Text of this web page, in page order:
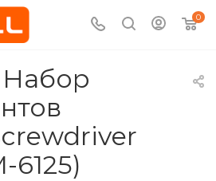
0
Набор
6125)